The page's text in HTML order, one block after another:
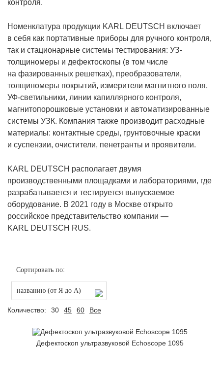
контроля.
Номенклатура продукции KARL DEUTSCH включает
в себя как портативные приборы для ручного контроля,
так и стационарные системы тестирования: УЗ-
толщиномеры и дефектоскопы (в том числе
на фазированных решетках), преобразователи,
толщиномеры покрытий, измерители магнитного поля,
УФ-светильники, линии капиллярного контроля,
магнитопорошковые установки и автоматизированные
системы УЗК. Компания также производит расходные
материалы: контактные среды, грунтовочные краски
и суспензии, очистители, пенетранты и проявители.
KARL DEUTSCH располагает двумя
производственными площадками и лабораториями, где
разрабатывается и тестируется выпускаемое
оборудование. В 2021 году в Москве открыто
российское представительство компании —
KARL DEUTSCH RUS.
Сортировать по:
названию (от Я до А)
Количество: 30 45 60 Все
Дефектоскоп ультразвуковой Echoscope 1095